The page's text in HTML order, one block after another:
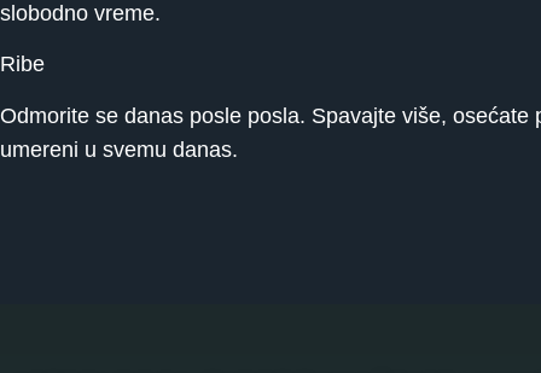
slobodno vreme.
Ribe
Odmorite se danas posle posla. Spavajte više,
umereni u svemu danas.